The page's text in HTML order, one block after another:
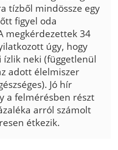
tízből mindössze egy
figyel oda
megkérdezettek 34
úgy, hogy
ízlik neki (függetlenül
adott élelmiszer
Jó hír
a felmérésben részt
arról számolt
étkezik.